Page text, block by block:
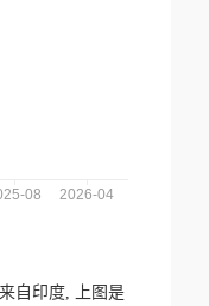
自印度,
上图是